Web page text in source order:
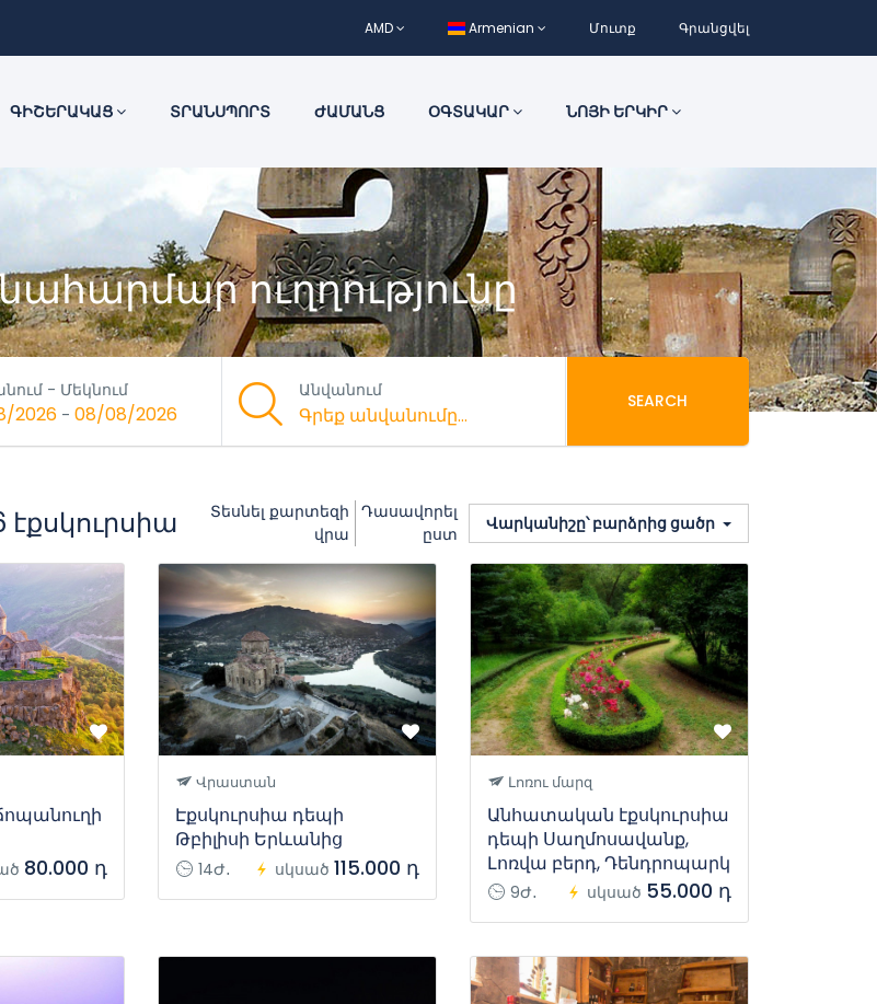
AMD Armenian Մուտք Գրանցվել
ԳԻՇԵՐԱԿԱՑ ՏՐԱՆՍՊՈՐՏ ԺԱՄԱՆՑ ՕԳՏԱԿԱՐ ՆՈՅԻ ԵՐԿԻՐ
ուղղությունը
- Մեկնում
2026 -08/08/2026
Անվանում SEARCH
էքսկուրսիա
Տեսնել քարտեզի
վրա
Դասավորել
ըստ
Վարկանիշը՝ բարձրից ցածր
80.000 դ
Վրաստան
Էքսկուրսիա դեպի
Թբիլիսի Երևանից
14Ժ․ սկսած 115.000 դ
Լոռու մարզ
Անհատական էքսկուրսիա
դեպի Սաղմոսավանք,
Լոռվա բերդ, Դենդրոպարկ
9Ժ․ սկսած 55.000 դ